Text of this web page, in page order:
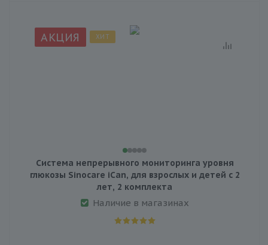
АКЦИЯ ХИТ
Система непрерывного мониторинга уровня
глюкозы Sinocare iCan, для взрослых и детей с 2
лет, 2 комплекта
Наличие в магазинах